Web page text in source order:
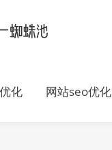
化 网站seo优化